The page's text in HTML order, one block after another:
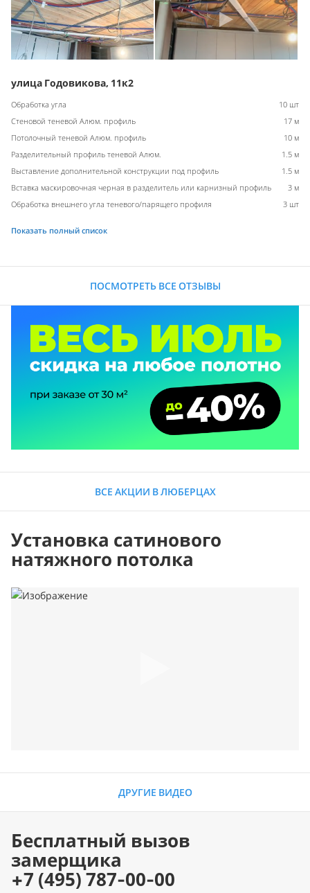
улица Годовикова, 11к2
Обработка угла
10 шт
Стеновой теневой Алюм. профиль
17 м
Потолочный теневой Алюм. профиль
10 м
Разделительный профиль теневой Алюм.
1.5 м
Выставление дополнительной конструкции под профиль
1.5 м
Вставка маскировочная черная в разделитель или карнизный профиль
3 м
Обработка внешнего угла теневого/парящего профиля
3 шт
Показать полный список
ПОСМОТРЕТЬ ВСЕ ОТЗЫВЫ
ВСЕ АКЦИИ В ЛЮБЕРЦАХ
Установка сатинового
натяжного потолка
ДРУГИЕ ВИДЕО
Бесплатный вызов
замерщика
+7 (495) 787-00-00